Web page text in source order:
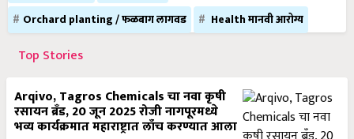
Orchard planting / फळबाग लागवड
Health मानवी आरोग्य
Top Stories
Arqivo, Tagros Chemicals चा नवा कृषी
रसायन ब्रँड, 20 जून 2025 रोजी नागपूरमध्ये
भव्य कार्यक्रमात महाराष्ट्रात लाँच करण्यात आला